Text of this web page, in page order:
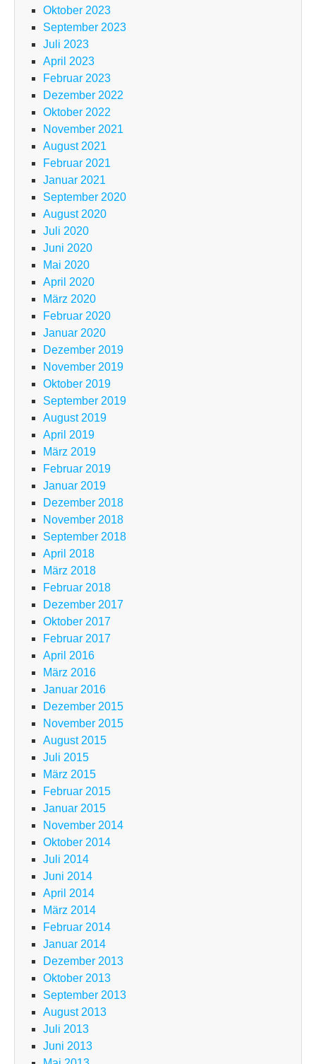
Oktober 2023
September 2023
Juli 2023
April 2023
Februar 2023
Dezember 2022
Oktober 2022
November 2021
August 2021
Februar 2021
Januar 2021
September 2020
August 2020
Juli 2020
Juni 2020
Mai 2020
April 2020
März 2020
Februar 2020
Januar 2020
Dezember 2019
November 2019
Oktober 2019
September 2019
August 2019
April 2019
März 2019
Februar 2019
Januar 2019
Dezember 2018
November 2018
September 2018
April 2018
März 2018
Februar 2018
Dezember 2017
Oktober 2017
Februar 2017
April 2016
März 2016
Januar 2016
Dezember 2015
November 2015
August 2015
Juli 2015
März 2015
Februar 2015
Januar 2015
November 2014
Oktober 2014
Juli 2014
Juni 2014
April 2014
März 2014
Februar 2014
Januar 2014
Dezember 2013
Oktober 2013
September 2013
August 2013
Juli 2013
Juni 2013